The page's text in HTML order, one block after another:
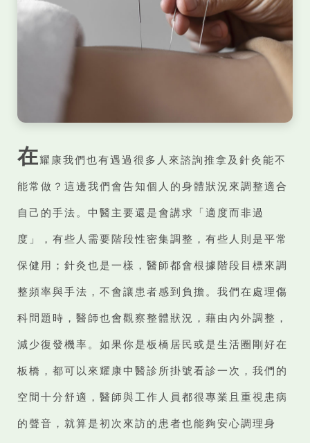
在耀康我們也有遇過很多人來諮詢推拿及針灸能不
能常做？這邊我們會告知個人的身體狀況來調整適合
自己的手法。中醫主要還是會講求「適度而非過
度」，有些人需要階段性密集調整，有些人則是平常
保健用；針灸也是一樣，醫師都會根據階段目標來調
整頻率與手法，不會讓患者感到負擔。我們在處理傷
科問題時，醫師也會觀察整體狀況，藉由內外調整，
減少復發機率。如果你是板橋居民或是生活圈剛好在
板橋，都可以來耀康中醫診所掛號看診一次，我們的
空間十分舒適，醫師與工作人員都很專業且重視患病
的聲音，就算是初次來訪的患者也能夠安心調理身